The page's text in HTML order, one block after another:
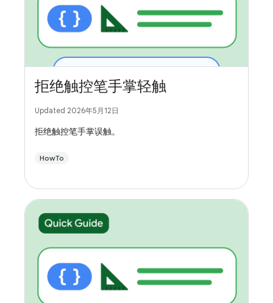
拒绝触控笔手掌轻触
Updated 2026年5月12日
拒绝触控笔手掌误触。
HowTo